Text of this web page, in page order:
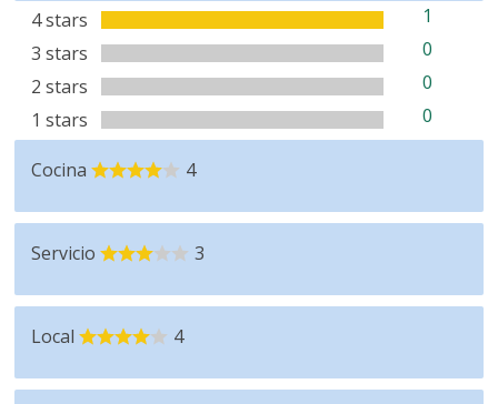
4 stars
1
3 stars
0
2 stars
0
1 stars
0
Cocina 4
Servicio 3
Local 4